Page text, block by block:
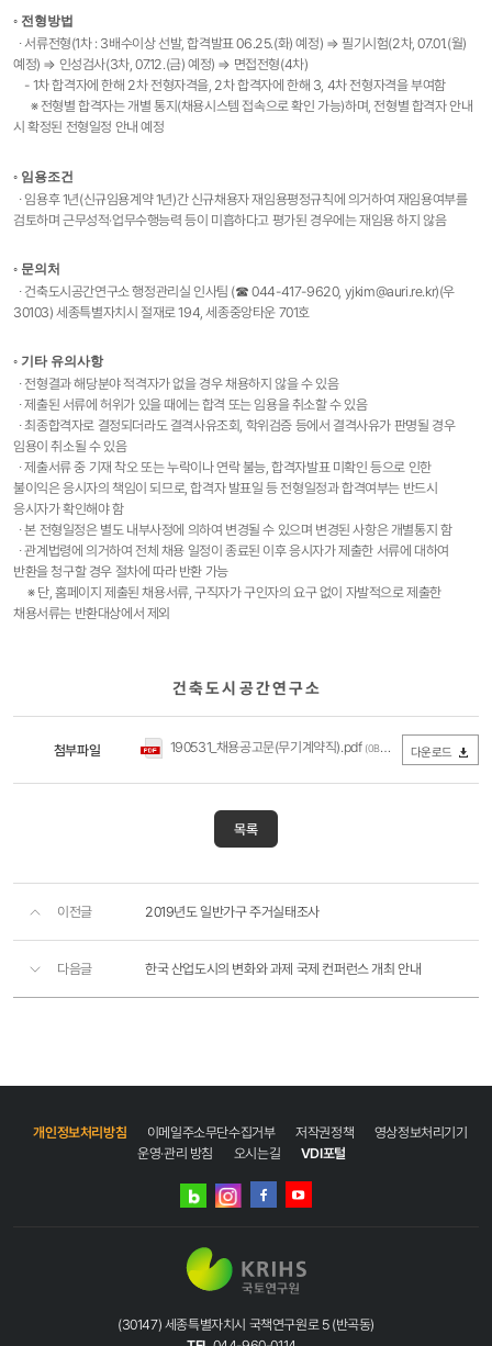
◦ 전형방법
∙ 서류전형(1차 : 3배수이상 선발, 합격발표 06.25.(화) 예정) ⇒ 필기시험(2차, 07.01.(월)
예정) ⇒ 인성검사(3차, 07.12.(금) 예정) ⇒ 면접전형(4차)
- 1차 합격자에 한해 2차 전형자격을, 2차 합격자에 한해 3, 4차 전형자격을 부여함
※ 전형별 합격자는 개별 통지(채용시스템 접속으로 확인 가능)하며, 전형별 합격자 안내
시 확정된 전형일정 안내 예정​
◦ 임용조건
∙ 임용후 1년(신규임용계약 1년)간 신규채용자 재임용평정규칙에 의거하여 재임용여부를
검토하며 근무성적·업무수행능력 등이 미흡하다고 평가된 경우에는 재임용 하지 않음
◦ 문의처
∙ 건축도시공간연구소 행정관리실 인사팀 (☎ 044-417-9620, yjkim@auri.re.kr)(우
30103) 세종특별자치시 절재로 194, 세종중앙타운 701호
◦ 기타 유의사항
∙ 전형결과 해당분야 적격자가 없을 경우 채용하지 않을 수 있음
∙ 제출된 서류에 허위가 있을 때에는 합격 또는 임용을 취소할 수 있음
∙ 최종합격자로 결정되더라도 결격사유조회, 학위검증 등에서 결격사유가 판명될 경우
임용이 취소될 수 있음
∙ 제출서류 중 기재 착오 또는 누락이나 연락 불능, 합격자발표 미확인 등으로 인한
불이익은 응시자의 책임이 되므로, 합격자 발표일 등 전형일정과 합격여부는 반드시
응시자가 확인해야 함
∙ 본 전형일정은 별도 내부사정에 의하여 변경될 수 있으며 변경된 사항은 개별통지 함
∙ 관계법령에 의거하여 전체 채용 일정이 종료된 이후 응시자가 제출한 서류에 대하여
반환을 청구할 경우 절차에 따라 반환 가능
※ 단, 홈페이지 제출된 채용서류, 구직자가 구인자의 요구 없이 자발적으로 제출한
채용서류는 반환대상에서 제외​
건 축 도 시 공 간 연 구 소
첨부파일 190531_채용공고문(무기계약직).pdf (0Byte / 다운로드 231회) 다운로드
목록
이전글 2019년도 일반가구 주거실태조사
다음글 한국 산업도시의 변화와 과제 국제 컨퍼런스 개최 안내
개인정보처리방침 이메일주소무단수집거부 저작권정책
영상정보처리기기
운영·관리 방침
오시는길 VDI포털
네이버
인스타그램
(30147) 세종특별자치시 국책연구원로 5 (반곡동)